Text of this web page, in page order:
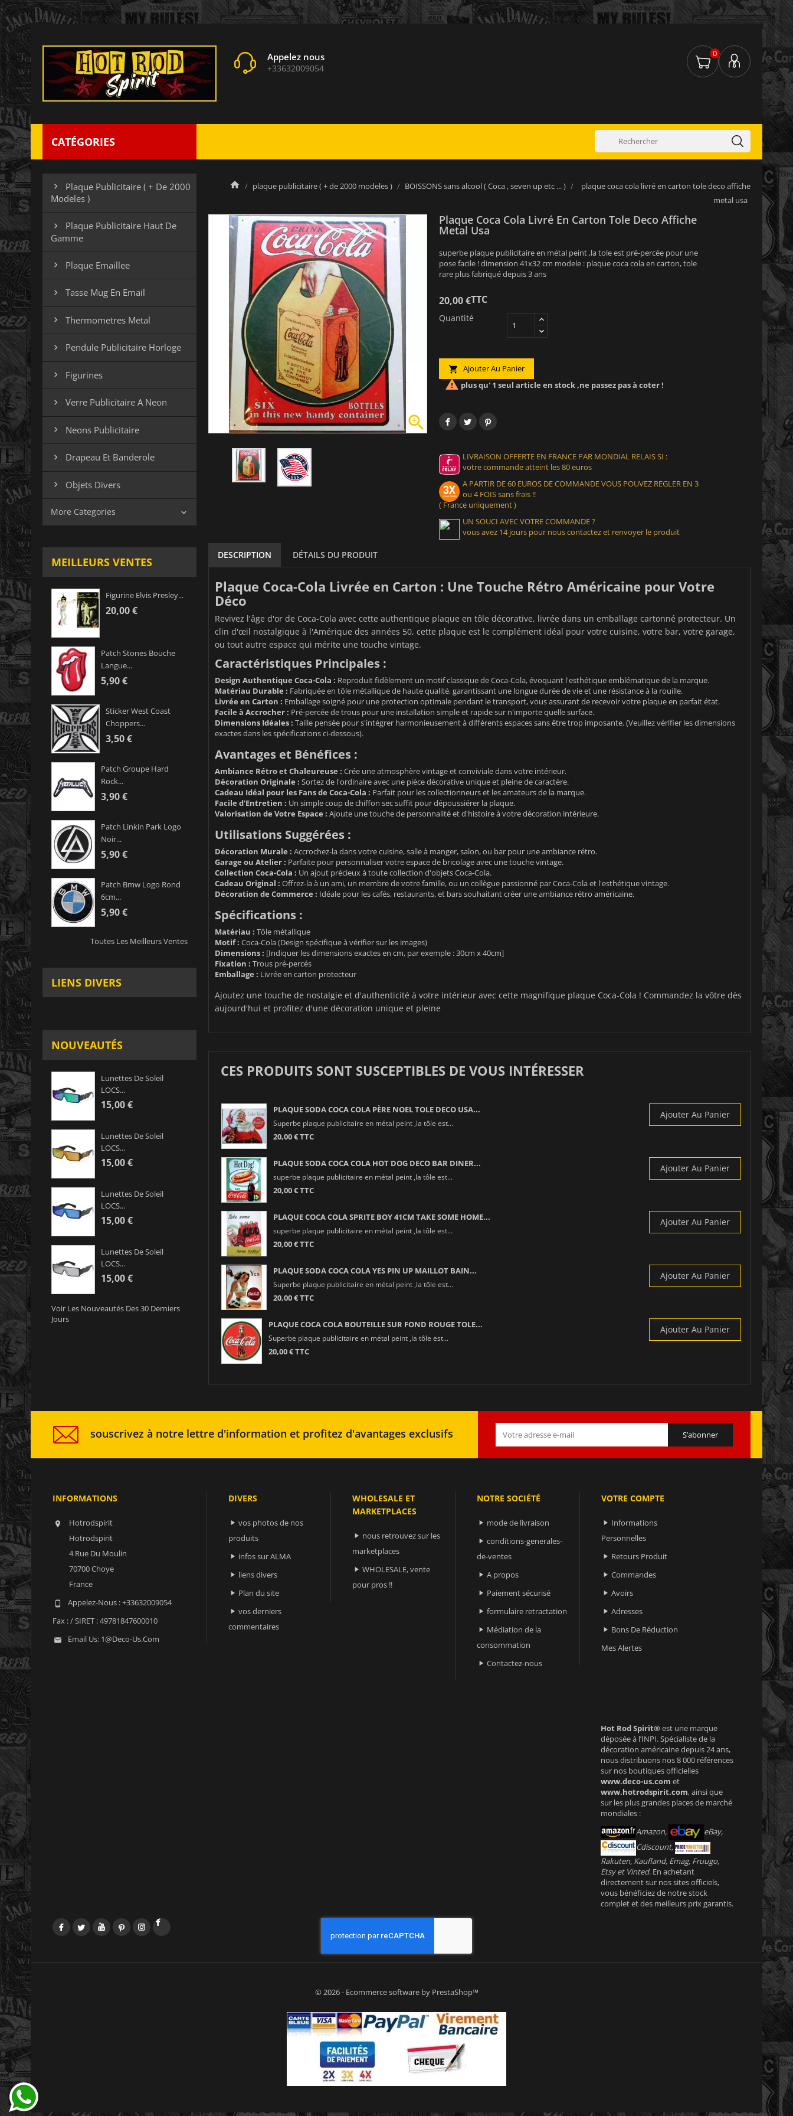
Appelez nous
+33632009054
0
CATÉGORIES

Plaque Publicitaire ( + De 2000
Modeles )

Plaque Publicitaire Haut De
Gamme
 Plaque Emaillee
 Tasse Mug En Email
 Thermometres Metal
 Pendule Publicitaire Horloge
 Figurines
 Verre Publicitaire A Neon
 Neons Publicitaire
 Drapeau Et Banderole
 Objets Divers
More Categories 
MEILLEURS VENTES
Figurine Elvis Presley...
20,00 €
Patch Stones Bouche
Langue...
5,90 €
Sticker West Coast
Choppers...
3,50 €
Patch Groupe Hard
Rock...
3,90 €
Patch Linkin Park Logo
Noir...
5,90 €
Patch Bmw Logo Rond
6cm...
5,90 €
Toutes Les Meilleurs Ventes
LIENS DIVERS
NOUVEAUTÉS
Lunettes De Soleil
LOCS...
15,00 €
Lunettes De Soleil
LOCS...
15,00 €
Lunettes De Soleil
LOCS...
15,00 €
Lunettes De Soleil
LOCS...
15,00 €
Voir Les Nouveautés Des 30 Derniers
Jours
plaque publicitaire ( + de 2000 modeles ) BOISSONS sans alcool ( Coca , seven up etc ... )
plaque coca cola livré en carton tole deco affiche
metal usa

Plaque Coca Cola Livré En Carton Tole Deco Affiche
Metal Usa
superbe plaque publicitaire en métal peint ,la tole est pré-percée pour une
pose facile ! dimension 41x32 cm modele : plaque coca cola en carton, tole
rare plus fabriqué depuis 3 ans
20,00 €TTC
Quantité
 Ajouter Au Panier
 plus qu' 1 seul article en stock ,ne passez pas à coter !
LIVRAISON OFFERTE EN FRANCE PAR MONDIAL RELAIS SI :
votre commande atteint les 80 euros
A PARTIR DE 60 EUROS DE COMMANDE VOUS POUVEZ REGLER EN 3
ou 4 FOIS sans frais !!
( France uniquement )
UN SOUCI AVEC VOTRE COMMANDE ?
vous avez 14 jours pour nous contactez et renvoyer le produit
DESCRIPTION DÉTAILS DU PRODUIT
Plaque Coca-Cola Livrée en Carton : Une Touche Rétro Américaine pour Votre
Déco
Revivez l'âge d'or de Coca-Cola avec cette authentique plaque en tôle décorative, livrée dans un emballage cartonné protecteur. Un
clin d'œil nostalgique à l'Amérique des années 50, cette plaque est le complément idéal pour votre cuisine, votre bar, votre garage,
ou tout autre espace qui mérite une touche vintage.
Caractéristiques Principales :
Design Authentique Coca-Cola : Reproduit fidèlement un motif classique de Coca-Cola, évoquant l'esthétique emblématique de la marque.
Matériau Durable : Fabriquée en tôle métallique de haute qualité, garantissant une longue durée de vie et une résistance à la rouille.
Livrée en Carton : Emballage soigné pour une protection optimale pendant le transport, vous assurant de recevoir votre plaque en parfait état.
Facile à Accrocher : Pré-percée de trous pour une installation simple et rapide sur n'importe quelle surface.
Dimensions Idéales : Taille pensée pour s'intégrer harmonieusement à différents espaces sans être trop imposante. (Veuillez vérifier les dimensions
exactes dans les spécifications ci-dessous).
Avantages et Bénéfices :
Ambiance Rétro et Chaleureuse : Crée une atmosphère vintage et conviviale dans votre intérieur.
Décoration Originale : Sortez de l'ordinaire avec une pièce décorative unique et pleine de caractère.
Cadeau Idéal pour les Fans de Coca-Cola : Parfait pour les collectionneurs et les amateurs de la marque.
Facile d'Entretien : Un simple coup de chiffon sec suffit pour dépoussiérer la plaque.
Valorisation de Votre Espace : Ajoute une touche de personnalité et d'histoire à votre décoration intérieure.
Utilisations Suggérées :
Décoration Murale : Accrochez-la dans votre cuisine, salle à manger, salon, ou bar pour une ambiance rétro.
Garage ou Atelier : Parfaite pour personnaliser votre espace de bricolage avec une touche vintage.
Collection Coca-Cola : Un ajout précieux à toute collection d'objets Coca-Cola.
Cadeau Original : Offrez-la à un ami, un membre de votre famille, ou un collègue passionné par Coca-Cola et l'esthétique vintage.
Décoration de Commerce : Idéale pour les cafés, restaurants, et bars souhaitant créer une ambiance rétro américaine.
Spécifications :
Matériau : Tôle métallique
Motif : Coca-Cola (Design spécifique à vérifier sur les images)
Dimensions : [Indiquer les dimensions exactes en cm, par exemple : 30cm x 40cm]
Fixation : Trous pré-percés
Emballage : Livrée en carton protecteur
Ajoutez une touche de nostalgie et d'authenticité à votre intérieur avec cette magnifique plaque Coca-Cola ! Commandez la vôtre dès
aujourd'hui et profitez d'une décoration unique et pleine
CES PRODUITS SONT SUSCEPTIBLES DE VOUS INTÉRESSER
PLAQUE SODA COCA COLA PÈRE NOEL TOLE DECO USA...
Superbe plaque publicitaire en métal peint ,la tôle est...
20,00 € TTC
Ajouter Au Panier
PLAQUE SODA COCA COLA HOT DOG DECO BAR DINER...
superbe plaque publicitaire en métal peint ,la tôle est...
20,00 € TTC
Ajouter Au Panier
PLAQUE COCA COLA SPRITE BOY 41CM TAKE SOME HOME...
superbe plaque publicitaire en métal peint ,la tôle est...
20,00 € TTC
Ajouter Au Panier
PLAQUE SODA COCA COLA YES PIN UP MAILLOT BAIN...
Superbe plaque publicitaire en métal peint ,la tôle est...
20,00 € TTC
Ajouter Au Panier
PLAQUE COCA COLA BOUTEILLE SUR FOND ROUGE TOLE...
Superbe plaque publicitaire en métal peint ,la tôle est...
20,00 € TTC
Ajouter Au Panier
souscrivez à notre lettre d'information et profitez d'avantages exclusifs
INFORMATIONS

Hotrodspirit
Hotrodspirit
4 Rue Du Moulin
70700 Choye
France
 Appelez-Nous :+33632009054
Fax :/ SIRET : 49781847600010
 Email Us: 1@deco-Us.com
DIVERS
 vos photos de nos
produits
 infos sur ALMA
 liens divers
 Plan du site
 vos derniers
commentaires
WHOLESALE ET
MARKETPLACES
 nous retrouvez sur les
marketplaces
 WHOLESALE, vente
pour pros !!
NOTRE SOCIÉTÉ
 mode de livraison
 conditions-generales-
de-ventes
 A propos
 Paiement sécurisé
 formulaire retractation
 Médiation de la
consommation
 Contactez-nous
VOTRE COMPTE
 Informations
Personnelles
 Retours Produit
 Commandes
 Avoirs
 Adresses
 Bons De Réduction
Mes Alertes
Hot Rod Spirit®est une marque
déposée à l’INPI. Spécialiste de la
décoration américaine depuis 24 ans,
nous distribuons nos 8 000 références
sur nos boutiques officielles
www.deco-us.com et
www.hotrodspirit.com, ainsi que
sur les plus grandes places de marché
mondiales :
Amazon,
eBay,
Cdiscount,
Rakuten, Kaufland, Emag, Fruugo,
Etsy et Vinted. En achetant
directement sur nos sites officiels,
vous bénéficiez de notre stock
complet et des meilleurs prix garantis.
FacebookTwitterYouTubePinterestInstagram
© 2026 - Ecommerce software by PrestaShop™